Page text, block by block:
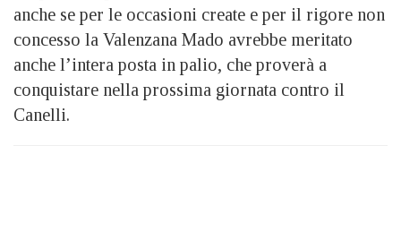
anche se per le occasioni create e per il rigore non
concesso la Valenzana Mado avrebbe meritato
anche l’intera posta in palio, che proverà a
conquistare nella prossima giornata contro il
Canelli.